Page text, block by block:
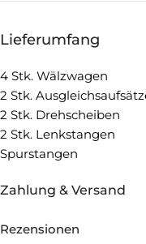
Lieferumfang
4 Stk. Wälzwagen
2 Stk.
2 Stk. Drehscheiben
2 Stk. Lenkstangen
Spurstangen
Zahlung & Versand
Rezensionen